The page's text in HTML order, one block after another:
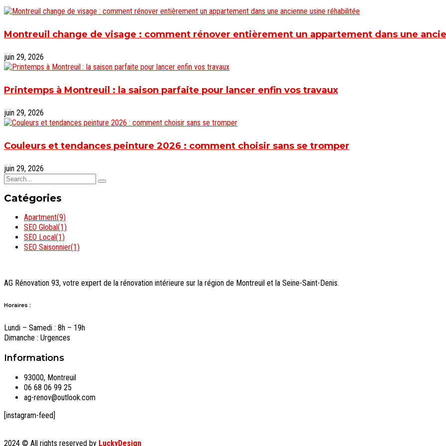
Montreuil change de visage : comment rénover entièrement un appartement dans une
juin 29, 2026
Printemps à Montreuil : la saison parfaite pour lancer enfin vos travaux
juin 29, 2026
Couleurs et tendances peinture 2026 : comment choisir sans se tromper
juin 29, 2026
Catégories
Apartment(9)
SEO Global(1)
SEO Local(1)
SEO Saisonnier(1)
AG Rénovation 93, votre expert de la rénovation intérieure sur la région de Montreuil et la Seine-Saint-Denis.
Horaires :
Lundi – Samedi : 8h – 19h
Dimanche : Urgences
Informations
93000, Montreuil
06 68 06 99 25
ag-renov@outlook.com
[instagram-feed]
2024 © All rights reserved by LuckyDesign